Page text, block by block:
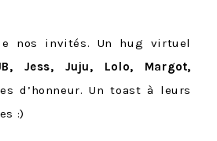
nos invités. Un hug virtuel
Jess, Juju, Lolo, Margot,
d’honneur. Un toast à leurs
:)